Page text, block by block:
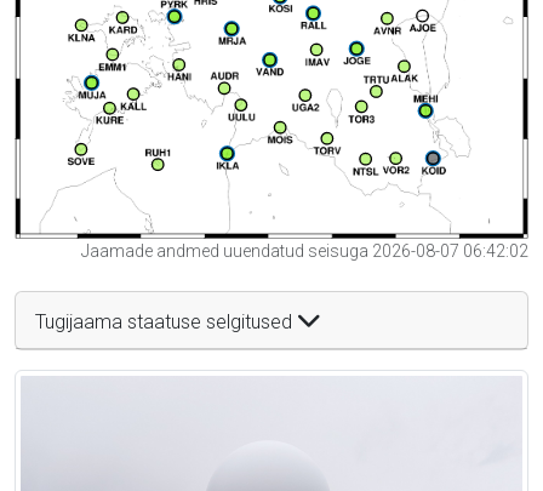
Jaamade andmed uuendatud seisuga 2026-08-07 06:42:02
Tugijaama staatuse selgitused